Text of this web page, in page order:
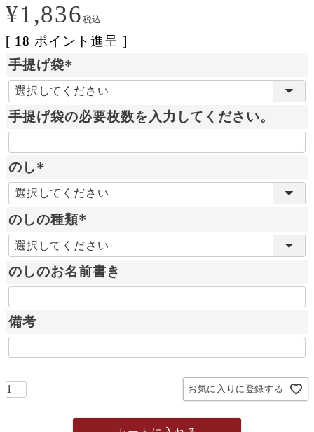
¥1,836 税込
[ 18 ポイント進呈 ]
手提げ袋
(
必
須
)
手提げ袋の必要枚数を入力してください。
のし
(
必
須
)
のしの種類
(
必
須
)
のしのお名前書き
備考
お気に入りに登録する